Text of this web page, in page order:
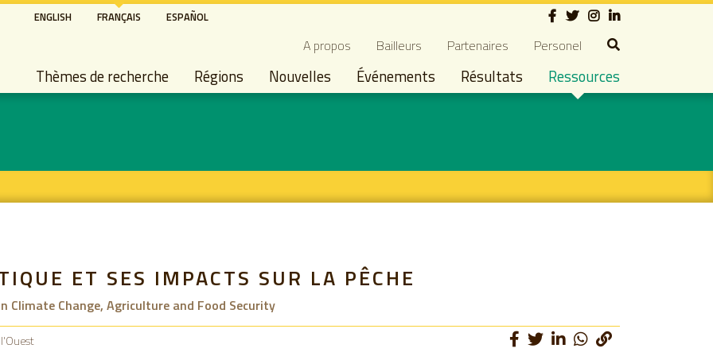
Aller
principal
ENGLISH FRANÇAIS ESPAÑOL Social
Secondary navigation
A propos Bailleurs Partenaires Personel
Main navigation
Thèmes de recherche Régions Nouvelles Événements Résultats Ressources
ET SES IMPACTS SUR LA PÊCHE
Climate Change, Agriculture and Food Security